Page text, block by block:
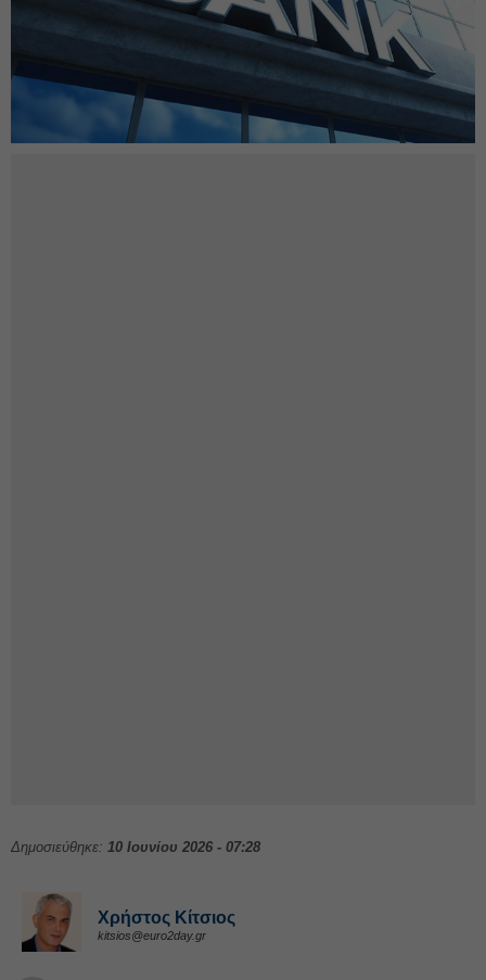
Δημοσιεύθηκε: 10 Ιουνίου 2026 - 07:28
Χρήστος Κίτσιος
kitsios@euro2day.gr